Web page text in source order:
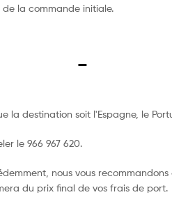
la commande initiale.
–
destination soit l'Espagne, le
le 966 967 620.
nous vous
du prix final de vos frais de port.